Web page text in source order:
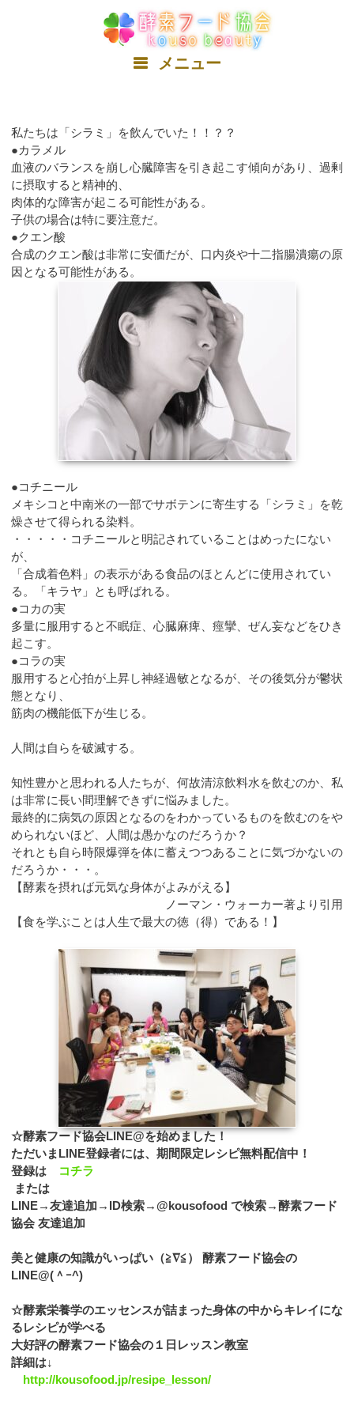
メニュー
私たちは「シラミ」を飲んでいた！！？？
●カラメル
血液のバランスを崩し心臓障害を引き起こす傾向があり、過剰
に摂取すると精神的、
肉体的な障害が起こる可能性がある。
子供の場合は特に要注意だ。
●クエン酸
合成のクエン酸は非常に安価だが、口内炎や十二指腸潰瘍の原
因となる可能性がある。
●コチニール
メキシコと中南米の一部でサボテンに寄生する「シラミ」を乾
燥させて得られる染料。
・・・・・コチニールと明記されていることはめったにない
が、
「合成着色料」の表示がある食品のほとんどに使用されてい
る。「キラヤ」とも呼ばれる。
●コカの実
多量に服用すると不眠症、心臓麻痺、痙攣、ぜん妄などをひき
起こす。
●コラの実
服用すると心拍が上昇し神経過敏となるが、その後気分が鬱状
態となり、
筋肉の機能低下が生じる。
人間は自らを破滅する。
知性豊かと思われる人たちが、何故清涼飲料水を飲むのか、私
は非常に長い間理解できずに悩みました。
最終的に病気の原因となるのをわかっているものを飲むのをや
められないほど、人間は愚かなのだろうか？
それとも自ら時限爆弾を体に蓄えつつあることに気づかないの
だろうか・・・。
【酵素を摂れば元気な身体がよみがえる】
ノーマン・ウォーカー著より引用
【食を学ぶことは人生で最大の徳（得）である！】
☆酵素フード協会LINE@を始めました！
ただいま LINE登録者には、期間限定レシピ無料配信中！
登録は
コチラ
または
LINE→友達追加→ID検索→@kousofood で検索→酵素フード
協会 友達追加
美と健康の知識がいっぱい（≧∇≦） 酵素フード協会の
LINE@(＾ｰ^)
☆酵素栄養学のエッセンスが詰まった身体の中からキレイにな
るレシピが学べる
大好評の酵素フード協会の１日レッスン教室
詳細は↓
http://kousofood.jp/resipe_lesson/